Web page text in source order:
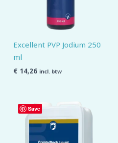
Excellent PVP Jodium 250
ml
€ 14,26 incl. btw
Save